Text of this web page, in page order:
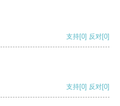
支持[0] 反对[0]
支持[0] 反对[0]